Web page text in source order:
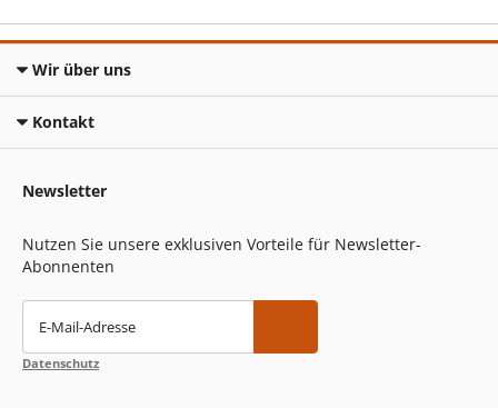
Wir über uns
Kontakt
Newsletter
Nutzen Sie unsere exklusiven Vorteile für Newsletter-
Abonnenten
E-Mail-Adresse
Datenschutz